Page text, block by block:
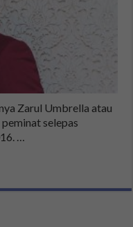
Zarul Umbrella atau
selepas
…